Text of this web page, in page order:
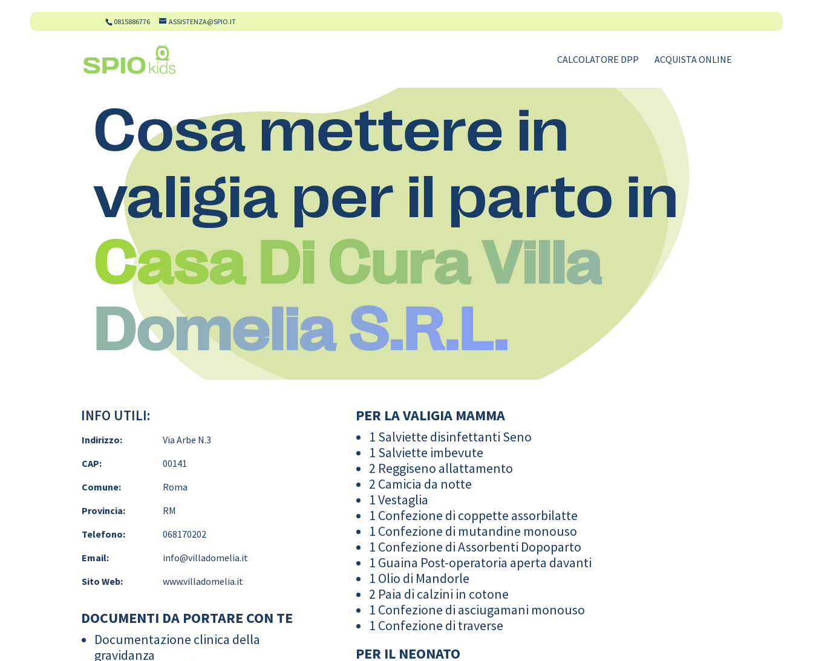
0815886776 ASSISTENZA@SPIO.IT
CALCOLATORE DPP ACQUISTA ONLINE
Cosa mettere in
valigia per il parto in
Casa Di Cura Villa
Domelia S.R.L.
INFO UTILI:
Indirizzo:
Via Arbe N.3
CAP:
00141
Comune:
Roma
Provincia:
RM
Telefono:
068170202
Email:
info@villadomelia.it
Sito Web:
www.villadomelia.it
DOCUMENTI DA PORTARE CON TE
Documentazione clinica della
gravidanza
PER LA VALIGIA MAMMA
1 Salviette disinfettanti Seno
1 Salviette imbevute
2 Reggiseno allattamento
2 Camicia da notte
1 Vestaglia
1 Confezione di coppette assorbilatte
1 Confezione di mutandine monouso
1 Confezione di Assorbenti Dopoparto
1 Guaina Post-operatoria aperta davanti
1 Olio di Mandorle
2 Paia di calzini in cotone
1 Confezione di asciugamani monouso
1 Confezione di traverse
PER IL NEONATO